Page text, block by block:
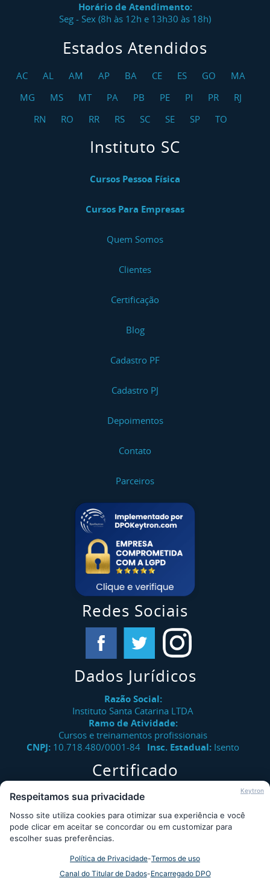
Horário de Atendimento:
Seg - Sex (8h às 12h e 13h30 às 18h)
Estados Atendidos
AC AL AM AP BA CE ES GO
MA
MG
MS MT PA PB PE PI PR
RJ
RN
RO RR RS SC SE SP TO
Instituto SC
Cursos Pessoa Física
Cursos Para Empresas
Quem Somos
Clientes
Certificação
Blog
Cadastro PF
Cadastro PJ
Depoimentos
Contato
Parceiros
Redes Sociais
Dados Jurídicos
Razão Social:
Instituto Santa Catarina LTDA
Ramo de Atividade:
Cursos e treinamentos profissionais
CNPJ: 10.718.480/0001-84 Insc. Estadual: Isento
Certificado
Verifique a autenticidade de certificados emitidos pelo
Instituto Santa Catarina.
Consultar
Desde 2009 - Instituto Santa Catarina © - Todos os direitos
Keytron
Respeitamos sua privacidade
Nosso site utiliza cookies para otimizar sua experiência e você
pode clicar em aceitar se concordar ou em customizar para
escolher suas preferências.
Política de Privacidade-Termos de uso
Canal do Titular de Dados-Encarregado DPO